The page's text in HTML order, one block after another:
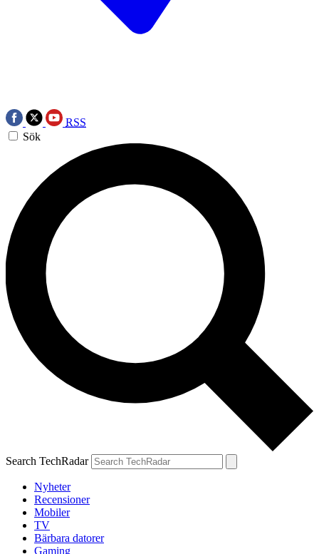
RSS
Sök
Search TechRadar
Nyheter
Recensioner
Mobiler
TV
Bärbara datorer
Gaming